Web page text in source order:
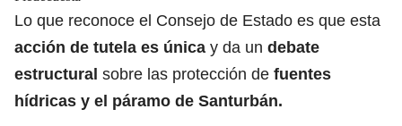
Lo que reconoce el Consejo de Estado es que esta
acción de tutela es única y da un debate
estructural sobre las protección de fuentes
hídricas y el páramo de Santurbán.